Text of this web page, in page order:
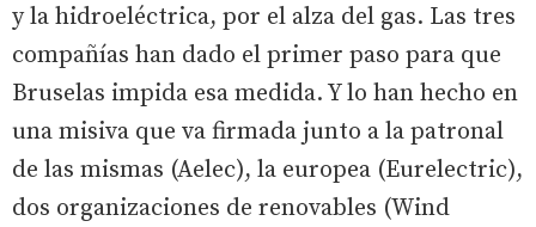
y la hidroeléctrica, por el alza del gas. Las tres
compañías han dado el primer paso para que
Bruselas impida esa medida. Y lo han hecho en
una misiva que va firmada junto a la patronal
de las mismas (Aelec), la europea (Eurelectric),
dos organizaciones de renovables (Wind